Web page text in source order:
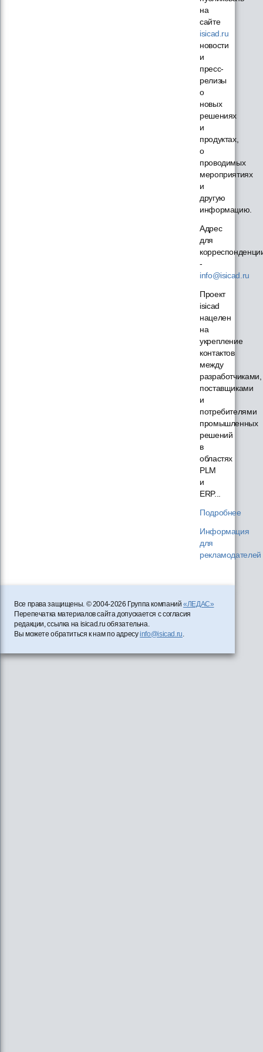
на
сайте
isicad.ru
новости
и
пресс-
релизы
о
новых
решениях
и
продуктах,
о
проводимых
мероприятиях
и
другую
информацию.
Адрес
для
-
info@isicad.ru
Проект
isicad
нацелен
на
укрепление
контактов
между
разработчиками,
поставщиками
и
потребителями
промышленных
решений
в
областях
PLM
и
ERP...
Подробнее
Информация
для
рекламодателей
Все права защищены. © 2004-2026 Группа компаний«ЛЕДАС»
Перепечатка материалов сайта допускается с согласия
редакции, ссылка на isicad.ru обязательна.
Вы можете обратиться к нам по адресуinfo@isicad.ru.